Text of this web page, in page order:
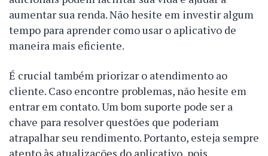
aumentar sua renda. Não hesite em investir algum
tempo para aprender como usar o aplicativo de
maneira mais eficiente.
É crucial também priorizar o atendimento ao
cliente. Caso encontre problemas, não hesite em
entrar em contato. Um bom suporte pode ser a
chave para resolver questões que poderiam
atrapalhar seu rendimento. Portanto, esteja sempre
atento às atualizações do aplicativo, pois